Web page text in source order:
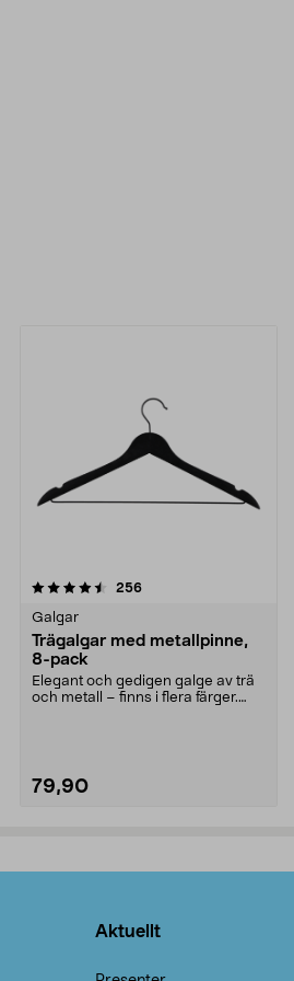
256recensioner
Galgar
Trägalgar med metallpinne,
8-pack
Elegant och gedigen galge av trä
och metall – finns i flera färger.
79,90
4.0av 5 stjärnor
Aktuellt